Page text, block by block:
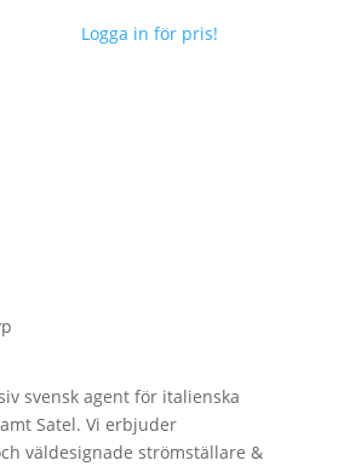
Logga in för pris!
svensk agent för italienska
Satel. Vi erbjuder
väldesignade strömställare &